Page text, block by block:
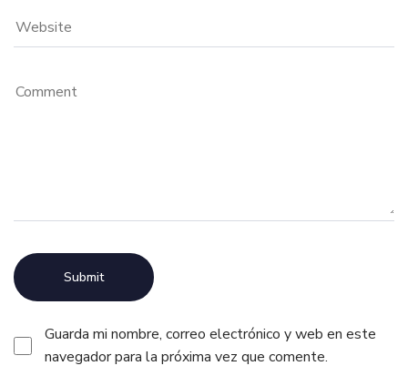
Guarda mi nombre, correo electrónico y web en este
navegador para la próxima vez que comente.